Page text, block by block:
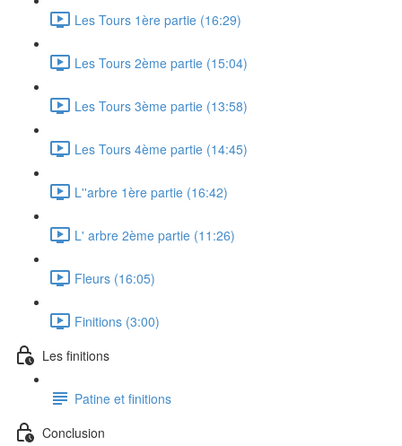
Les Tours 1ère partie (16:29)
Les Tours 2ème partie (15:04)
Les Tours 3ème partie (13:58)
Les Tours 4ème partie (14:45)
L''arbre 1ère partie (16:42)
L' arbre 2ème partie (11:26)
Fleurs (16:05)
Finitions (3:00)
Les finitions
Patine et finitions
Conclusion